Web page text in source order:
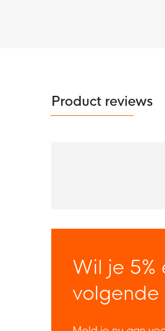
Product reviews
Wil je
volgende